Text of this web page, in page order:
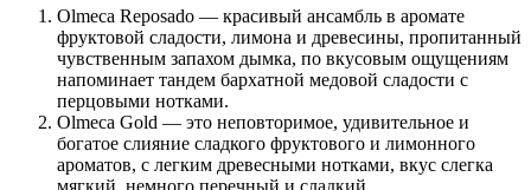
Olmeca Reposado — красивый ансамбль в аромате
фруктовой сладости, лимона и древесины, пропитанный
чувственным запахом дымка, по вкусовым ощущениям
напоминает тандем бархатной медовой сладости с
перцовыми нотками.
Olmeca Gold — это неповторимое, удивительное и
богатое слияние сладкого фруктового и лимонного
ароматов, с легким древесными нотками, вкус слегка